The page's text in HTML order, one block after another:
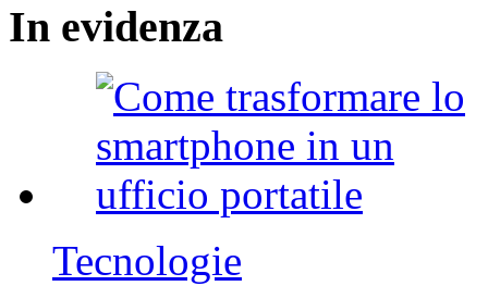
In evidenza
Tecnologie